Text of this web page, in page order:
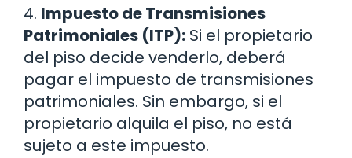
4. Impuesto de Transmisiones
Patrimoniales (ITP): Si el propietario
del piso decide venderlo, deberá
pagar el impuesto de transmisiones
patrimoniales. Sin embargo, si el
propietario alquila el piso, no está
sujeto a este impuesto.